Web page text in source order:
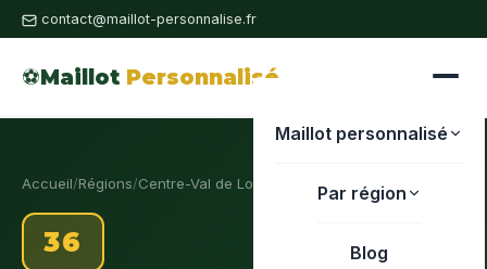
contact@maillot-personnalise.fr
⚽Maillot Personnalisé
Maillot personnalisé
Par région
Blog
Accueil/Régions/Centre-Val de Loire
36